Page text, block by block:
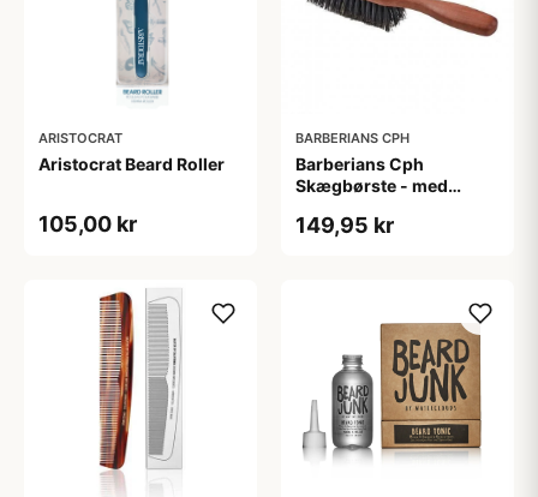
ARISTOCRAT
Aristocrat Beard Roller
105,00 kr
BARBERIANS CPH
Barberians Cph
Skægbørste - med
149,95 kr